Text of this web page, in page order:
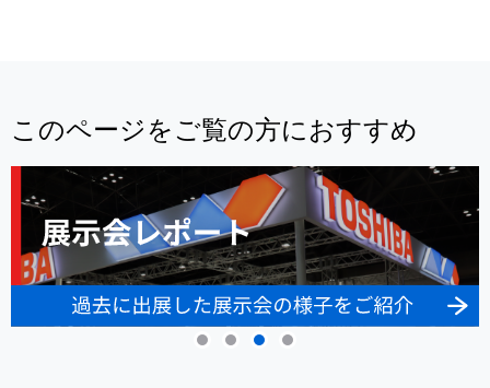
このページをご覧の方におすすめ